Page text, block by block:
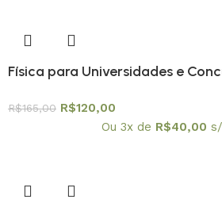
Física para Universidades e
R$165,00 R$120,00
Ou 3x de R$40,00